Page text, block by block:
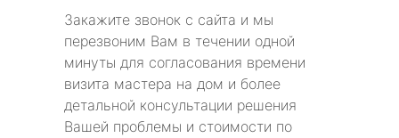
Закажите звонок с сайта и мы
перезвоним Вам в течении одной
минуты для согласования времени
визита мастера на дом и более
детальной консультации решения
Вашей проблемы и стоимости по